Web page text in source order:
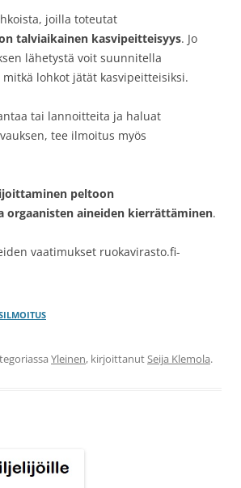
joilla toteutat
talviaikainen kasvipeitteisyys. Jo
lähetystä voit suunnitella
lohkot jätät kasvipeitteisiksi.
tai lannoitteita ja haluat
tee ilmoitus myös
peltoon
orgaanisten aineiden kierrättäminen.
vaatimukset ruokavirasto.fi-
Yleinen, kirjoittanutSeija Klemola.